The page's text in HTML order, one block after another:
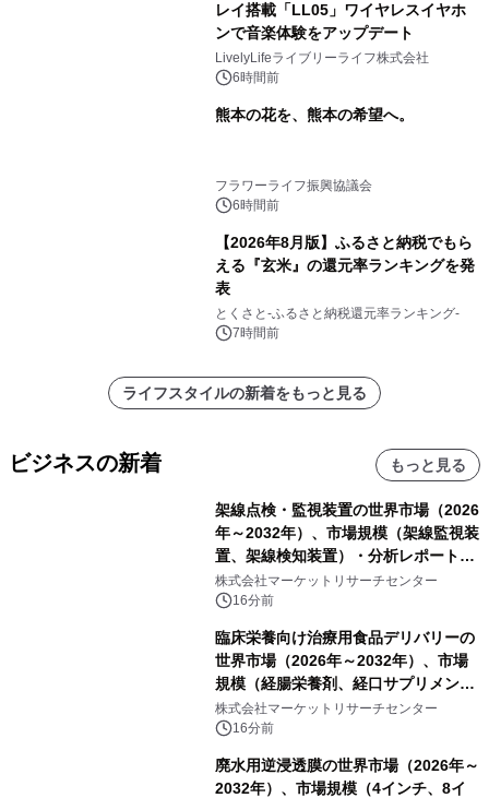
レイ搭載「LL05」ワイヤレスイヤホ
ンで音楽体験をアップデート
LivelyLifeライブリーライフ株式会社
6時間前
熊本の花を、熊本の希望へ。
フラワーライフ振興協議会
6時間前
【2026年8月版】ふるさと納税でもら
える『玄米』の還元率ランキングを発
表
とくさと-ふるさと納税還元率ランキング-
7時間前
ライフスタイルの新着をもっと見る
ビジネスの新着 もっと見る
架線点検・監視装置の世界市場（2026
年～2032年）、市場規模（架線監視装
置、架線検知装置）・分析レポートを
発表
株式会社マーケットリサーチセンター
16分前
臨床栄養向け治療用食品デリバリーの
世界市場（2026年～2032年）、市場
規模（経腸栄養剤、経口サプリメン
ト）・分析レポートを発表
株式会社マーケットリサーチセンター
16分前
廃水用逆浸透膜の世界市場（2026年～
2032年）、市場規模（4インチ、8イ